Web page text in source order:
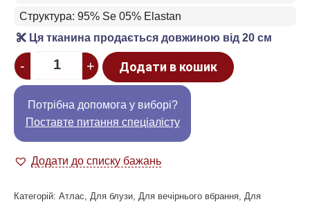
Структура: 95% Se 05% Elastan
Ця тканина продається довжиною від 20 см
Quantity
- + Додати в кошик
Потрібна допомога у виборі?
Поставте питання спеціалісту
Додати до списку бажань
Категорій: Атлас Для блузи Для вечірнього вбрання Для